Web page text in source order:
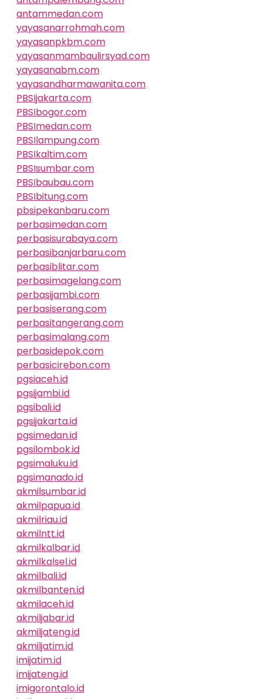
antammedan.com
yayasanarrohmah.com
yayasanpkbm.com
yayasanmambaulirsyad.com
yayasanabm.com
yayasandharmawanita.com
PBSIjakarta.com
PBSIbogor.com
PBSImedan.com
PBSIlampung.com
PBSIkaltim.com
PBSIsumbar.com
PBSIbaubau.com
PBSIbitung.com
pbsipekanbaru.com
perbasimedan.com
perbasisurabaya.com
perbasibanjarbaru.com
perbasiblitar.com
perbasimagelang.com
perbasijambi.com
perbasiserang.com
perbasitangerang.com
perbasimalang.com
perbasidepok.com
perbasicirebon.com
pgsiaceh.id
pgsijambi.id
pgsibali.id
pgsijakarta.id
pgsimedan.id
pgsilombok.id
pgsimaluku.id
pgsimanado.id
akmilsumbar.id
akmilpapua.id
akmilriau.id
akmilntt.id
akmilkalbar.id
akmilkalsel.id
akmilbali.id
akmilbanten.id
akmilaceh.id
akmiljabar.id
akmiljateng.id
akmiljatim.id
imijatim.id
imijateng.id
imigorontalo.id